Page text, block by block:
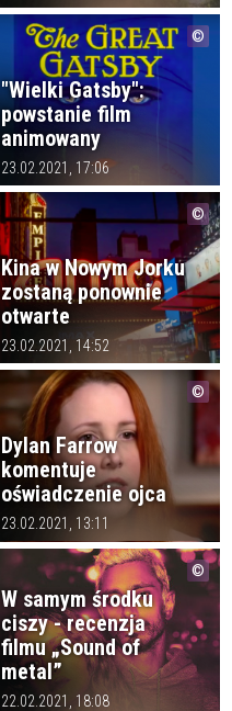
"Wielki Gatsby":
powstanie film
animowany
23.02.2021, 17:06
Kina w Nowym Jorku
zostaną ponownie
otwarte
23.02.2021, 14:52
Dylan Farrow
komentuje
oświadczenie ojca
23.02.2021, 13:11
W samym środku
ciszy - recenzja
filmu „Sound of
metal”
22.02.2021, 18:08